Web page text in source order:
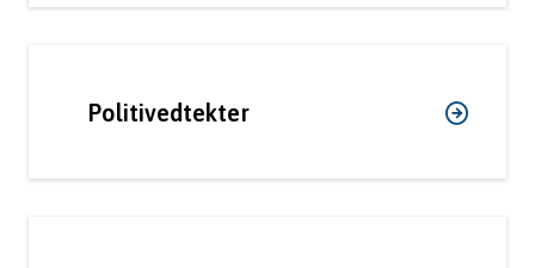
Politivedtekter